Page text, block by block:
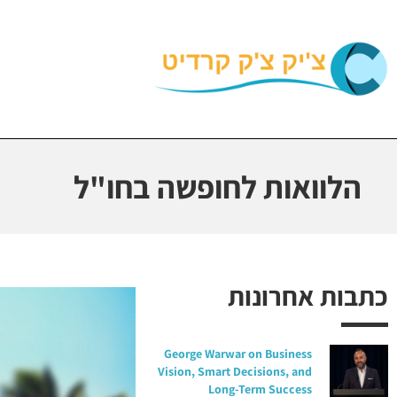
הלוואות לחופשה בחו"ל
כתבות אחרונות
George Warwar on Business
Vision, Smart Decisions, and
Long-Term Success